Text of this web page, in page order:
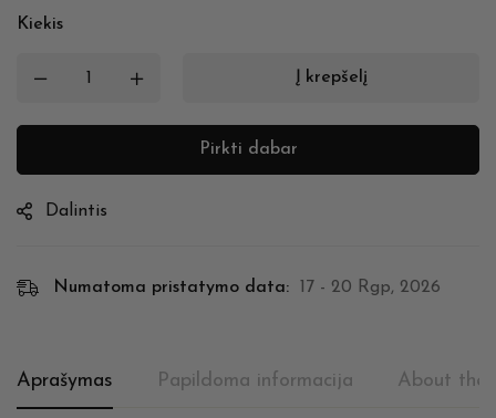
Kiekis
Į krepšelį
Pirkti dabar
Dalintis
Numatoma pristatymo data: 17 - 20 Rgp, 2026
Aprašymas Papildoma informacija About the